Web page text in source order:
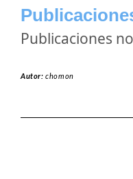
Publicaciones
Autor:chomon